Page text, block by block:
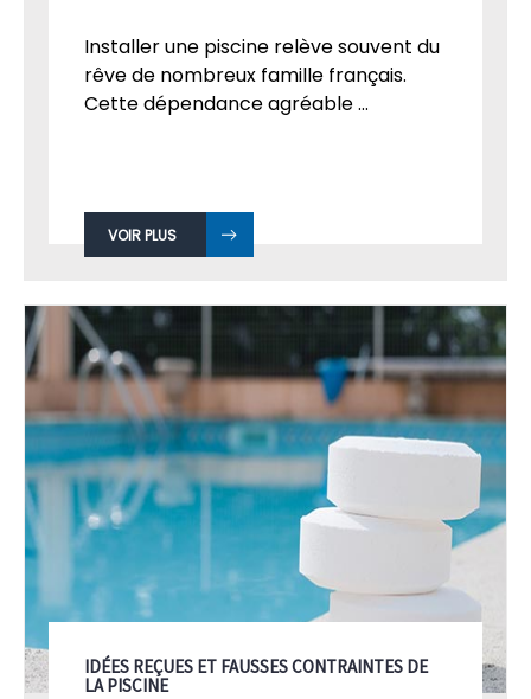
Installer une piscine relève souvent du
rêve de nombreux famille français.
Cette dépendance agréable ...
VOIR PLUS
IDÉES REÇUES ET FAUSSES CONTRAINTES DE
LA PISCINE